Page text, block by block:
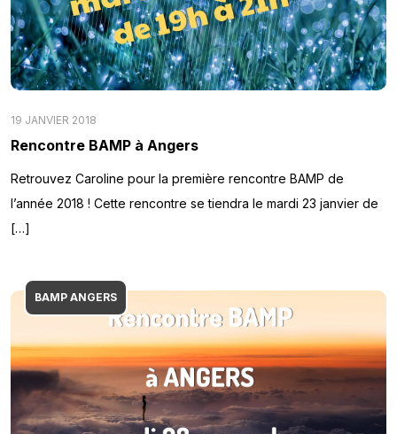
19 JANVIER 2018
Rencontre BAMP à Angers
Retrouvez Caroline pour la première rencontre BAMP de
l’année 2018 ! Cette rencontre se tiendra le mardi 23 janvier de
[…]
BAMP ANGERS